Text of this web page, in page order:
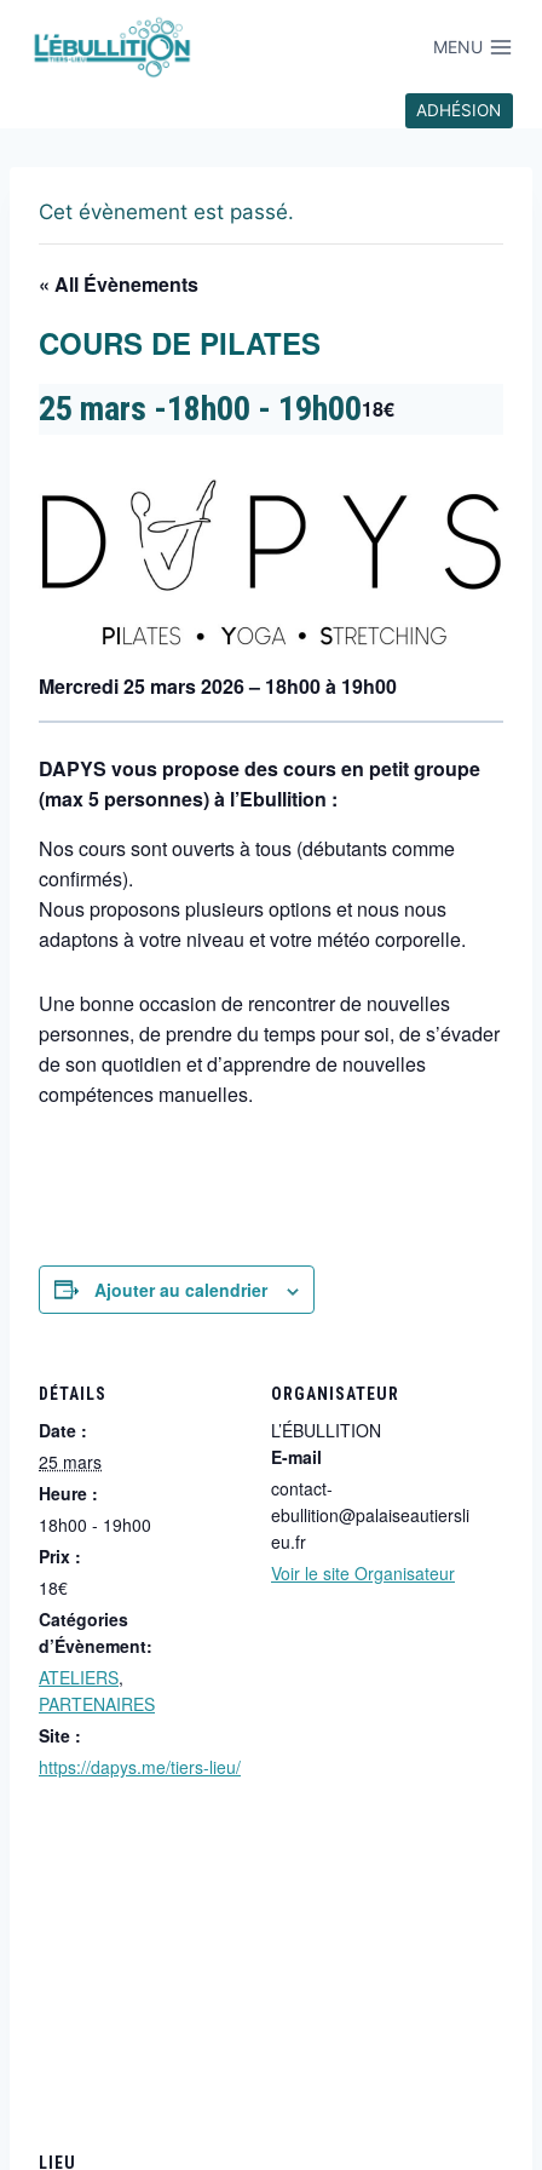
MENU
ADHÉSION
Cet évènement est passé.
« All Évènements
COURS DE PILATES
25 mars -18h00 - 19h0018€
Mercredi 25 mars 2026 – 18h00 à 19h00
DAPYS vous propose des cours en petit groupe
(max 5 personnes) à l’Ebullition :
Nos cours sont ouverts à tous (débutants comme
confirmés).
Nous proposons plusieurs options et nous nous
adaptons à votre niveau et votre météo corporelle.
Une bonne occasion de rencontrer de nouvelles
personnes, de prendre du temps pour soi, de s’évader
de son quotidien et d’apprendre de nouvelles
compétences manuelles.
Ajouter au calendrier
DÉTAILS
Date :
25 mars
Heure :
18h00 - 19h00
Prix :
18€
Catégories
d’Évènement:
ATELIERS,
PARTENAIRES
Site :
https://dapys.me/tiers-lieu/
ORGANISATEUR
L’ÉBULLITION
E-mail
contact-
ebullition@palaiseautiersli
eu.fr
Voir le site Organisateur
LIEU